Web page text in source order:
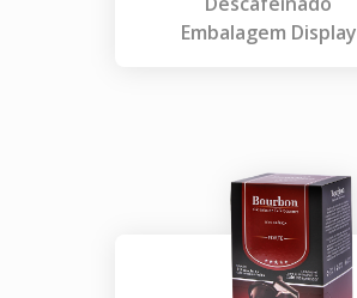
Embalagem Display